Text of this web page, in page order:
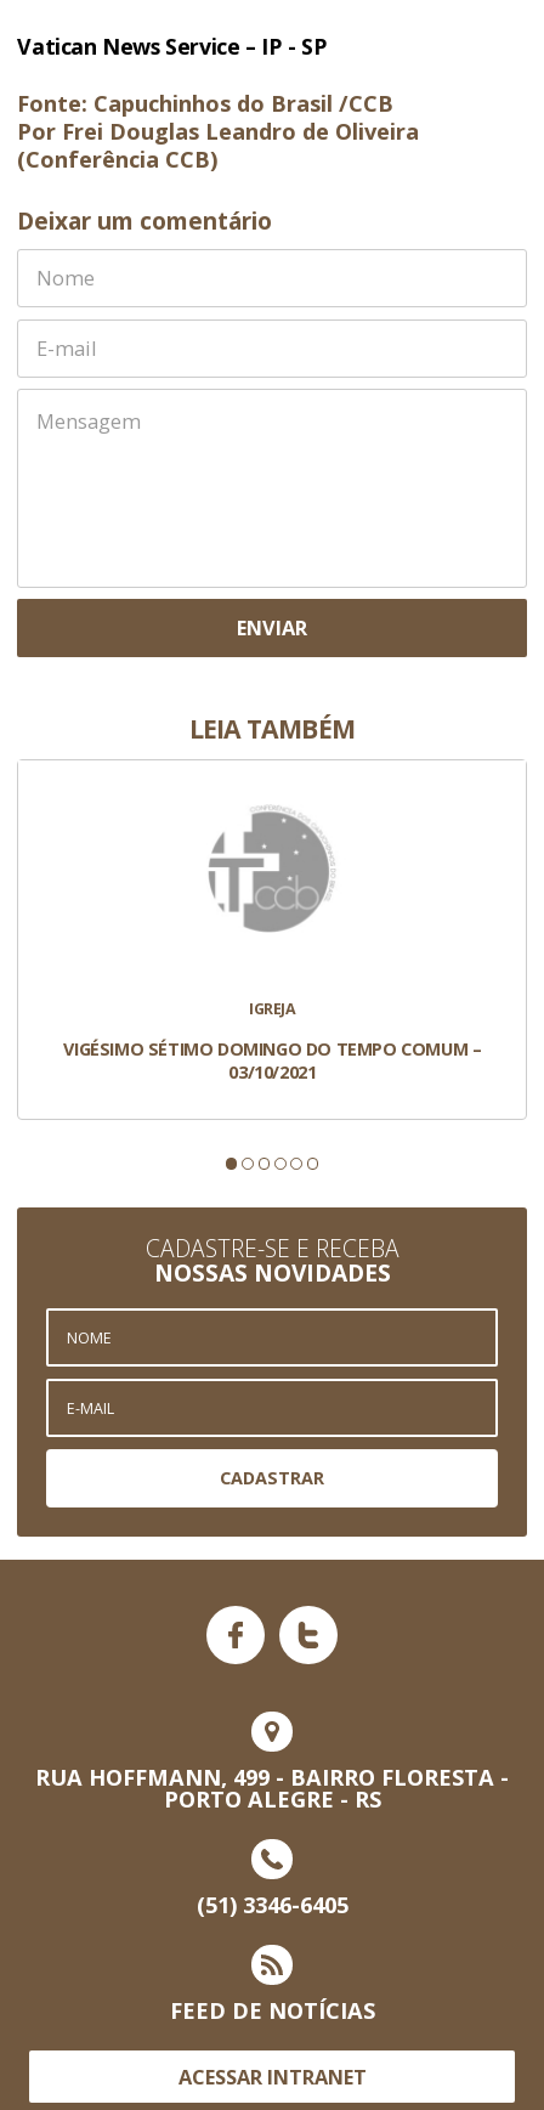
Vatican News Service – IP - SP
Fonte: Capuchinhos do Brasil /CCB
Por Frei Douglas Leandro de Oliveira
(Conferência CCB)
Deixar um comentário
ENVIAR
LEIA TAMBÉM
IGREJA
VIGÉSIMO SÉTIMO DOMINGO DO TEMPO COMUM –
03/10/2021
CADASTRE-SE E RECEBA
NOSSAS NOVIDADES
CADASTRAR
RUA HOFFMANN, 499 - BAIRRO FLORESTA -
PORTO ALEGRE - RS
(51) 3346-6405
FEED DE NOTÍCIAS
ACESSAR INTRANET